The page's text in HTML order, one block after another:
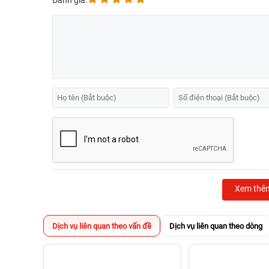
Xem
Dịch vụ liên quan theo vấn đề Dịch vụ liên quan theo dòng